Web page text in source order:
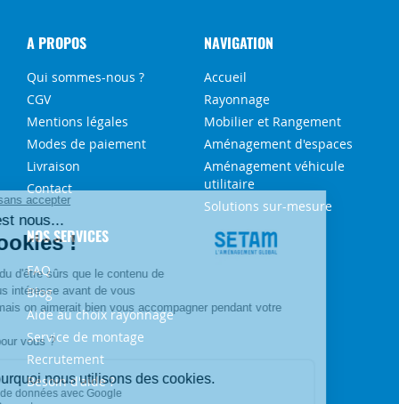
A PROPOS
Qui sommes-nous ?
CGV
Mentions légales
Modes de paiement
Livraison
Contact
NAVIGATION
Accueil
Rayonnage
Mobilier et Rangement
Aménagement d'espaces
Aménagement véhicule
utilitaire
Solutions sur-mesure
NOS SERVICES
FAQ
Blog
Aide au choix rayonnage
Service de montage
Recrutement
Besoin d'aide ?